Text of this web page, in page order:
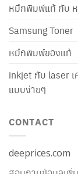
หมึกพิมพ์แท้ กับ ห
Samsung Toner
หมึกพิมพ์ของแท้
inkjet กับ laser เ
แบบง่ายๆ
CONTACT
deeprices.com